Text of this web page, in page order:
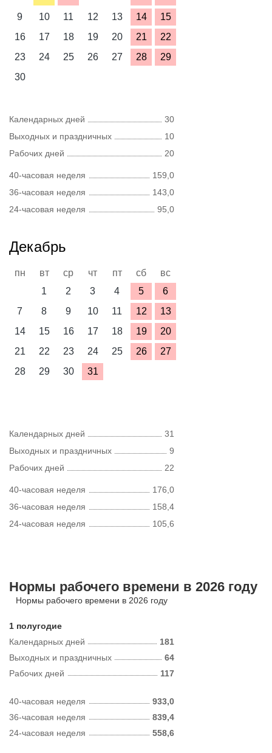
9
10 11 12 13 14
15
16
17 18 19 20 21
22
23
24 25 26 27 28
29
30
Календарных дней
30
Выходных и праздничных
10
Рабочих дней
20
40-часовая неделя
159,0
36-часовая неделя
143,0
24-часовая неделя
95,0
Декабрь
пн вт ср чт пт сб
вс
1
2 3 4 5
6
7
8 9 10 11 12
13
14
15 16 17 18 19
20
21
22 23 24 25 26
27
28
29 30 31
Календарных дней
31
Выходных и праздничных
9
Рабочих дней
22
40-часовая неделя
176,0
36-часовая неделя
158,4
24-часовая неделя
105,6
Нормы рабочего времени в 2026 году
Нормы рабочего времени в 2026 году
1 полугодие
Календарных дней
181
Рабочих дней 117
Выходных и праздничных 64
40-часовая неделя
933,0
36-часовая неделя
839,4
24-часовая неделя
558,6